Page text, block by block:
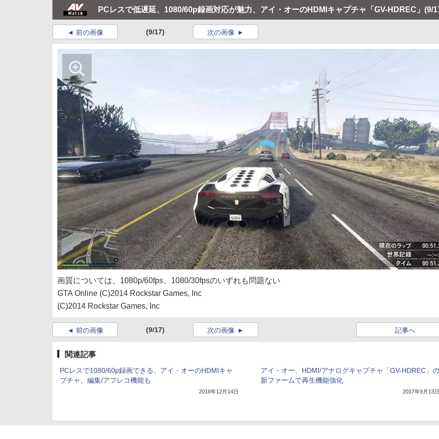
PCレスで低遅延、1080/60p録画対応が魅力、アイ・オーのHDMIキャプチャ「GV-HDREC」 (9/
前の画像 (9/17) 次の画像
画質については、1080p/60fps、1080/30fpsのいずれも問題ない
GTA Online (C)2014 Rockstar Games, Inc
(C)2014 Rockstar Games, Inc
前の画像 (9/17) 次の画像 記事へ
関連記事
PCレスで1080/60p録画できる、アイ・オーのHDMIキャ
プチャ。編集/アフレコ機能も
2016年12月14日
アイ・オー、HDMI/アナログキャプチャ「GV-HDREC」の
新ファームで再生機能強化
2017年9月13日